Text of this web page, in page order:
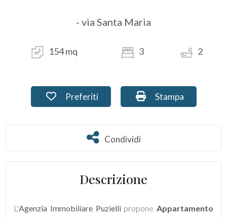
- via Santa Maria
154 mq 3 2
Preferiti: Cod. PU-111
Preferiti Stampa: Cod. PU-
Stampa
Condividi
Condividi
Descrizione
L'Agenzia Immobiliare Puzielli propone Appartamento
Commerciali
Terreni